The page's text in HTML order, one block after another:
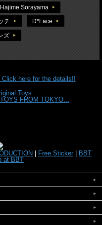
Hajime Sorayama
チ D*Face
ズ
here for the details!!
Toys.
FROM TOKYO...
Free Sticker
BBT
at BBT